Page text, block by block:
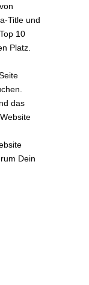
Title und
10
Platz.
das
Dein